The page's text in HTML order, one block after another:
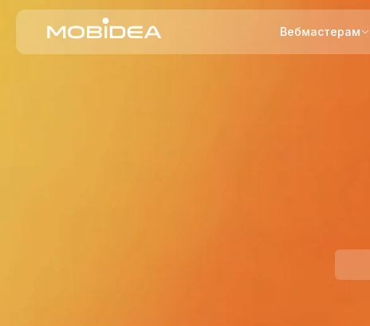
Вебмастерам